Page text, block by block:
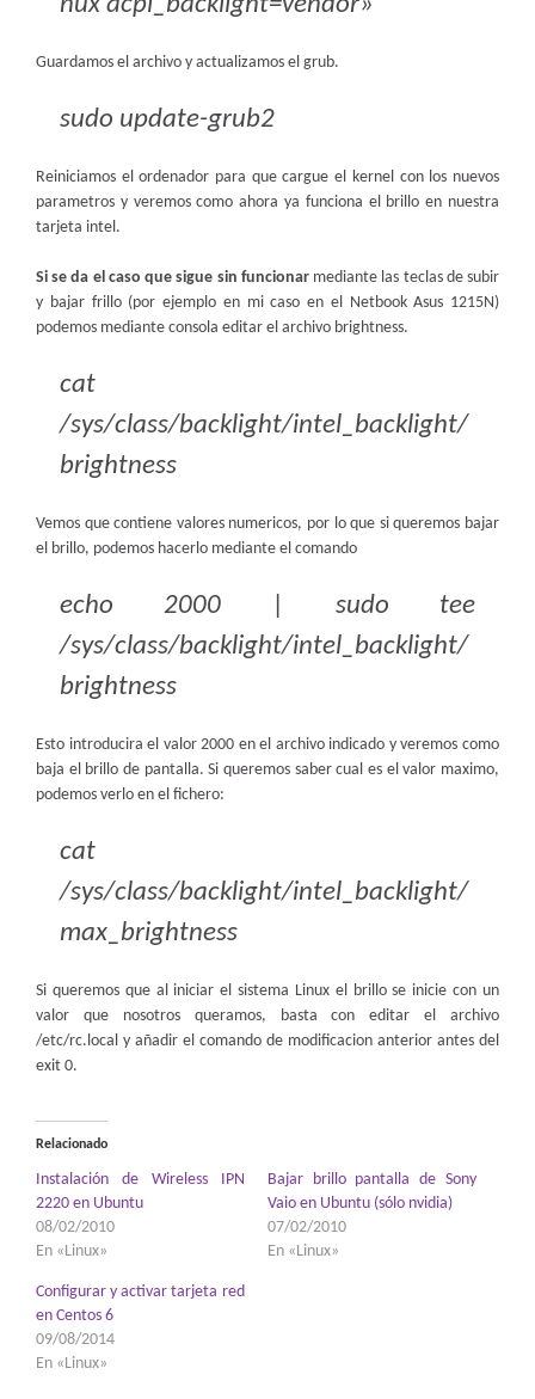
Guardamos el archivo y actualizamos el grub.
sudo update-grub2
Reiniciamos el ordenador para que cargue el kernel con los nuevos
parametros y veremos como ahora ya funciona el brillo en nuestra
tarjeta intel.
Si se da el caso que sigue sin funcionarmediante las teclas de subir
y bajar frillo (por ejemplo en mi caso en el Netbook Asus 1215N)
podemos mediante consola editar el archivo brightness.
cat
/sys/class/backlight/intel_backlight/
brightness
Vemos que contiene valores numericos, por lo que si queremos bajar
el brillo, podemos hacerlo mediante el comando
echo 2000 | sudo tee
/sys/class/backlight/intel_backlight/
brightness
Esto introducira el valor 2000 en el archivo indicado y veremos como
baja el brillo de pantalla. Si queremos saber cual es el valor maximo,
podemos verlo en el fichero:
cat
/sys/class/backlight/intel_backlight/
max_brightness
Si queremos que al iniciar el sistema Linux el brillo se inicie con un
valor que nosotros queramos, basta con editar el archivo
/etc/rc.local y añadir el comando de modificacion anterior antes del
exit 0.
Relacionado
Instalación de Wireless IPN
2220 en Ubuntu
08/02/2010
En «Linux»
Bajar brillo pantalla de Sony
Vaio en Ubuntu (sólo nvidia)
07/02/2010
En «Linux»
Configurar y activar tarjeta red
en Centos 6
09/08/2014
En «Linux»